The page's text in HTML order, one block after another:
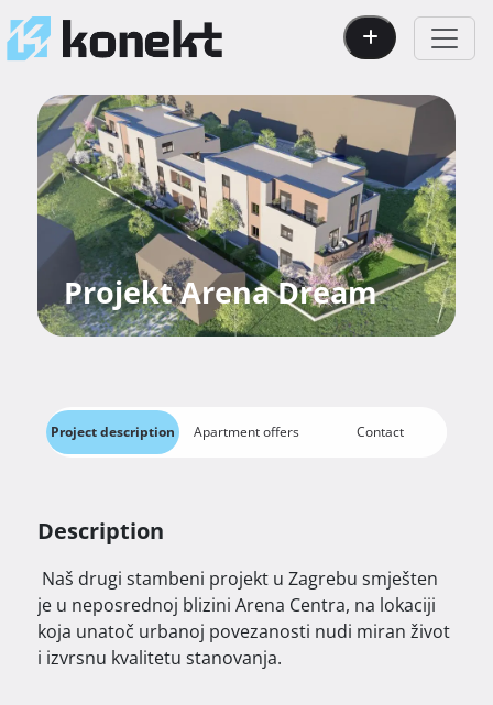
Projekt Arena Dream
Project description Apartment offers Contact
Description
je u neposrednoj blizini Arena Centra, na lokaciji
koja unatoč urbanoj povezanosti nudi miran život
i izvrsnu kvalitetu stanovanja.